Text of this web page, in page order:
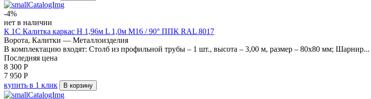
-4%
нет в наличии
К 1С Калитка каркас Н 1,96м L 1,0м М16 / 90° ППК RAL 8017
Ворота, Калитки — Металлоизделия
В комплектацию входят: Столб из профильной трубы – 1 шт., высота – 3,00 м, размер – 80х80 мм; Шарнир...
Последняя цена
8 300 Р
7 950 Р
купить в 1 клик
В корзину